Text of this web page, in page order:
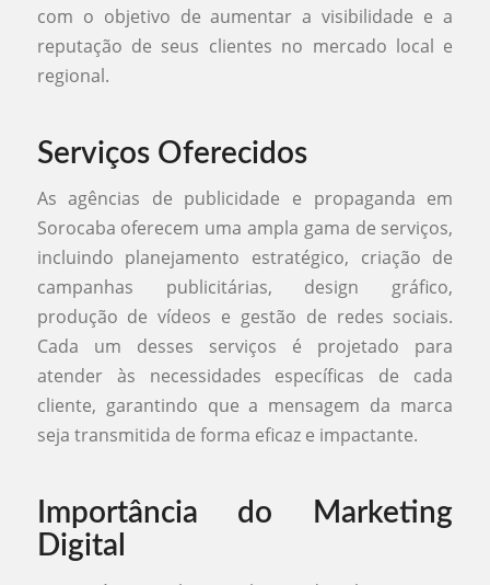
com o objetivo de aumentar a visibilidade e a
reputação de seus clientes no mercado local e
regional.
Serviços Oferecidos
As agências de publicidade e propaganda em
Sorocaba oferecem uma ampla gama de serviços,
incluindo planejamento estratégico, criação de
campanhas publicitárias, design gráfico,
produção de vídeos e gestão de redes sociais.
Cada um desses serviços é projetado para
atender às necessidades específicas de cada
cliente, garantindo que a mensagem da marca
seja transmitida de forma eficaz e impactante.
Importância do Marketing
Digital